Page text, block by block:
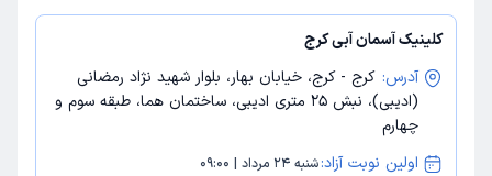
کلینیک آسمان آبی کرج
آدرس: کرج - کرج، خیابان بهار، بلوار شهید نژاد رمضانی
(ادیبی)، نبش 25 متری ادیبی، ساختمان هما، طبقه سوم و
چهارم
اولین نوبت آزاد:شنبه 24 مرداد | 09:00